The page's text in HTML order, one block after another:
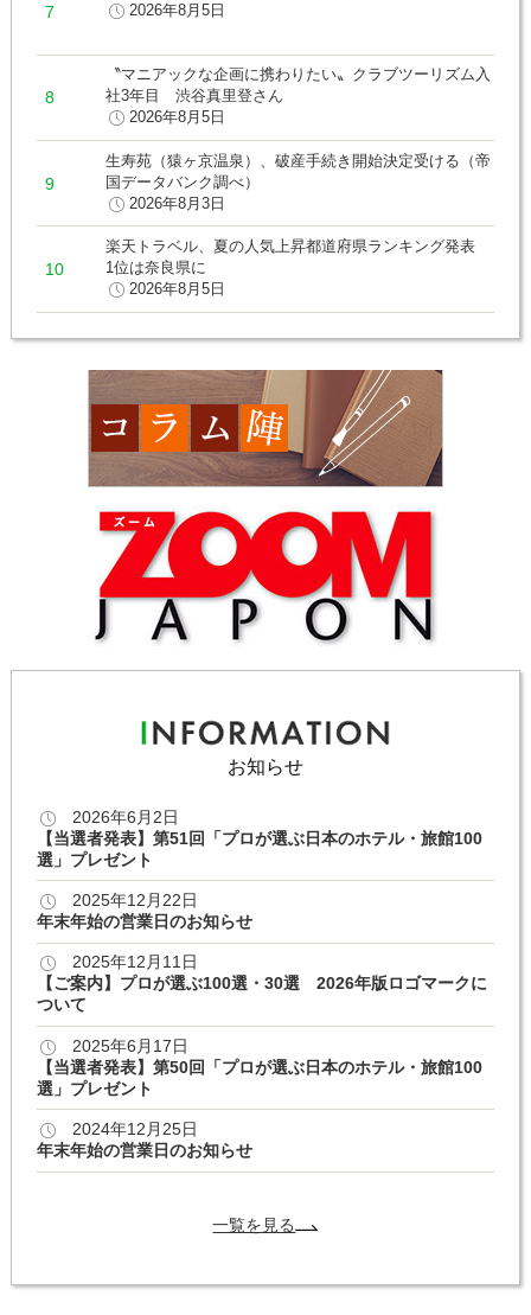
2026年8月5日
〝マニアックな企画に携わりたい〟クラブツーリズム入
社3年目 渋谷真里登さん
2026年8月5日
生寿苑（猿ヶ京温泉）、破産手続き開始決定受ける（帝
国データバンク調べ）
2026年8月3日
楽天トラベル、夏の人気上昇都道府県ランキング発表
1位は奈良県に
2026年8月5日
お知らせ
2026年6月2日
【当選者発表】第51回「プロが選ぶ日本のホテル・旅館100
選」プレゼント
2025年12月22日
年末年始の営業日のお知らせ
2025年12月11日
【ご案内】プロが選ぶ100選・30選 2026年版ロゴマークに
ついて
2025年6月17日
【当選者発表】第50回「プロが選ぶ日本のホテル・旅館100
選」プレゼント
2024年12月25日
年末年始の営業日のお知らせ
一覧を見る